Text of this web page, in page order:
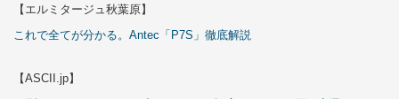
【エルミタージュ秋葉原】
これで全てが分かる。Antec「P7S」徹底解説
【ASCII.jp】